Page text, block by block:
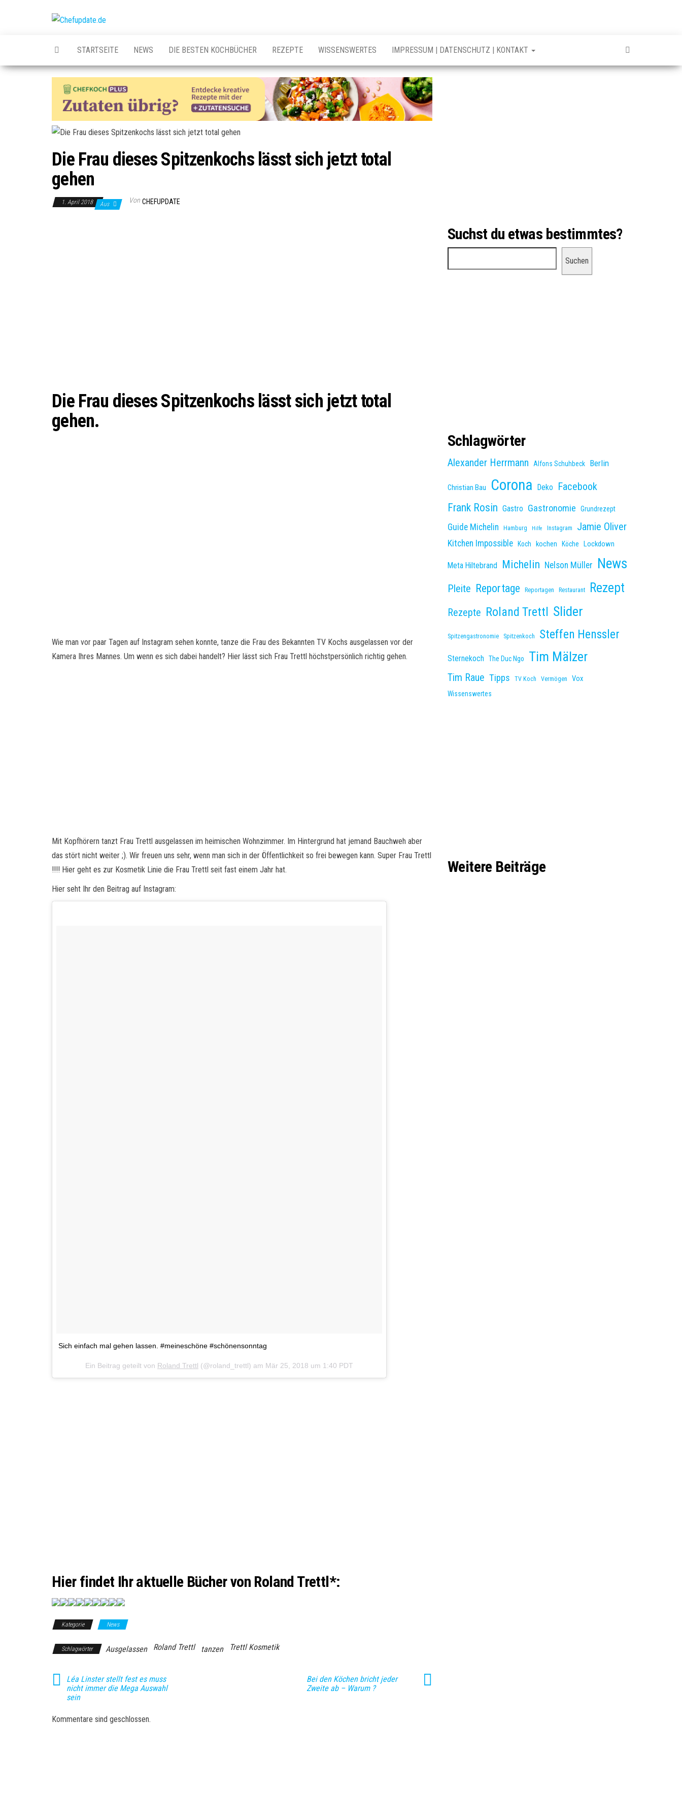
STARTSEITE NEWS DIE BESTEN KOCHBÜCHER REZEPTE WISSENSWERTES IMPRESSUM | DATENSCHUTZ | KONTAKT
Die Frau dieses Spitzenkochs lässt sich jetzt total
gehen
1. April 2018 Aus Von CHEFUPDATE
Die Frau dieses Spitzenkochs lässt sich jetzt total
gehen.
Wie man vor paar Tagen auf Instagram sehen konnte, tanze die Frau des Bekannten TV Kochs ausgelassen vor der
Kamera Ihres Mannes. Um wenn es sich dabei handelt? Hier lässt sich Frau Trettl höchstpersönlich richtig gehen.
Mit Kopfhörern tanzt Frau Trettl ausgelassen im heimischen Wohnzimmer. Im Hintergrund hat jemand Bauchweh aber
das stört nicht weiter ;). Wir freuen uns sehr, wenn man sich in der Öffentlichkeit so frei bewegen kann. Super Frau Trettl
!!!! Hier geht es zur Kosmetik Linie die Frau Trettl seit fast einem Jahr hat.
Hier seht Ihr den Beitrag auf Instagram:
Sich einfach mal gehen lassen. #meineschöne #schönensonntag
Ein Beitrag geteilt von Roland Trettl (@roland_trettl) am Mär 25, 2018 um 1:40 PDT
Hier findet Ihr aktuelle Bücher von Roland Trettl*:
Kategorie News
Schlagwörter Ausgelassen Roland Trettl tanzen Trettl Kosmetik
Léa Linster stellt fest es muss
nicht immer die Mega Auswahl
sein
Bei den Köchen bricht jeder
Zweite ab – Warum ?
Kommentare sind geschlossen.
Suchst du etwas bestimmtes?
Suchen
Schlagwörter
Alexander Herrmann Alfons Schuhbeck Berlin
Christian Bau Corona Deko Facebook
Frank Rosin Gastro Gastronomie Grundrezept
Guide Michelin Hamburg Hilfe Instagram Jamie Oliver
Kitchen Impossible Koch kochen Köche Lockdown
Meta Hiltebrand Michelin Nelson Müller News
Pleite Reportage Reportagen Restaurant Rezept
Rezepte Roland Trettl Slider
Spitzengastronomie Spitzenkoch Steffen Henssler
Sternekoch The Duc Ngo Tim Mälzer
Tim Raue Tipps TV Koch Vermögen Vox
Wissenswertes
Weitere Beiträge